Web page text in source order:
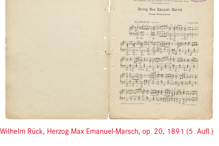
Wilhelm Rück, Herzog Max Emanuel-Marsch, op. 20, 1891 (5. Aufl.)